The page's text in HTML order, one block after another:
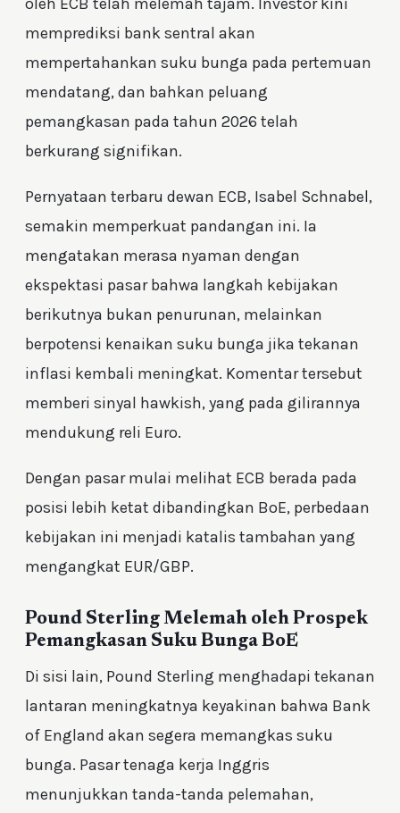
memprediksi bank sentral akan
mempertahankan suku bunga pada pertemuan
mendatang, dan bahkan peluang
pemangkasan pada tahun 2026 telah
berkurang signifikan.
Pernyataan terbaru dewan ECB, Isabel Schnabel,
semakin memperkuat pandangan ini. Ia
mengatakan merasa nyaman dengan
ekspektasi pasar bahwa langkah kebijakan
berikutnya bukan penurunan, melainkan
berpotensi kenaikan suku bunga jika tekanan
inflasi kembali meningkat. Komentar tersebut
memberi sinyal hawkish, yang pada gilirannya
mendukung reli Euro.
Dengan pasar mulai melihat ECB berada pada
posisi lebih ketat dibandingkan BoE, perbedaan
kebijakan ini menjadi katalis tambahan yang
mengangkat EUR/GBP.
Pound Sterling Melemah oleh Prospek
Pemangkasan Suku Bunga BoE
Di sisi lain, Pound Sterling menghadapi tekanan
lantaran meningkatnya keyakinan bahwa Bank
of England akan segera memangkas suku
bunga. Pasar tenaga kerja Inggris
menunjukkan tanda-tanda pelemahan,